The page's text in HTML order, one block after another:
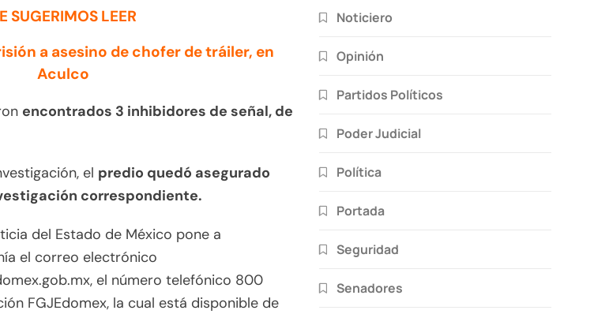
SUGERIMOS LEER
a asesino de chofer de tráiler, en
Aculco
encontrados 3 inhibidores de señal, de
el predio quedó asegurado
correspondiente.
del Estado de México pone a
el correo electrónico
el número telefónico 800
FGJEdomex, la cual está disponible de
Noticiero
Opinión
Partidos Políticos
Poder Judicial
Política
Portada
Seguridad
Senadores